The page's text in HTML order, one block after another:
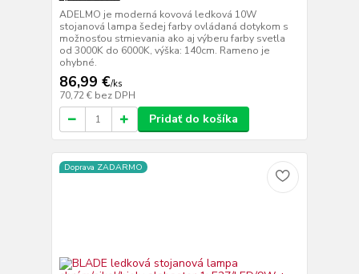
ADELMO je moderná kovová ledková 10W
stojanová lampa šedej farby ovládaná dotykom s
možnosťou stmievania ako aj výberu farby svetla
od 3000K do 6000K, výška: 140cm. Rameno je
ohybné.
86,99 €/ks
70,72 € bez DPH
Pridať do košíka
Doprava ZADARMO